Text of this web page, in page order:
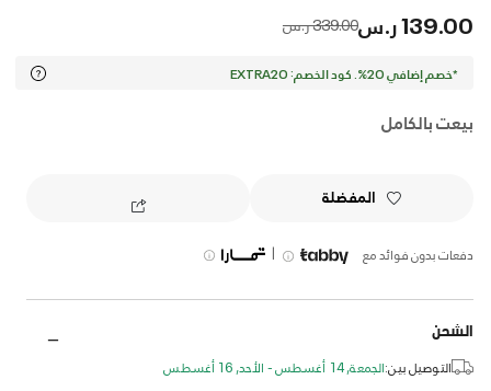
139.00 ر.س Price reduced from
339.00 ر.س to
*خصم إضافي 20%. كود الخصم: EXTRA20
بيعت بالكامل
المفضلة
دفعات بدون فوائد مع |
الشحن
التوصيل بين:الجمعة, 14 أغسطس - الأحد, 16 أغسطس